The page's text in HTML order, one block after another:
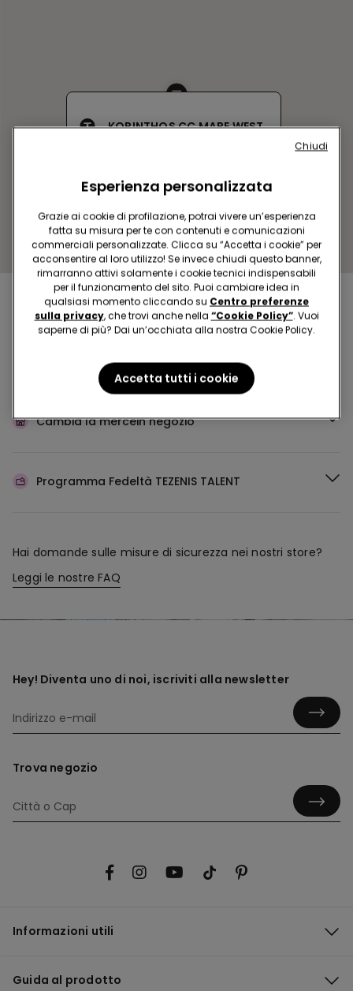
KORINTHOS CC MARE WEST
Aperto adesso
fino alle21:00
Acquista in negozio e ricevil’ordine ovunque tu sia
Rendi il tuo ordinedove vuoi
Cambia la mercein negozio
Programma Fedeltà TEZENIS TALENT
Hai domande sulle misure di sicurezza nei nostri store?
Leggi le nostre FAQ
Hey! Diventa uno di noi, iscriviti alla newsletter
Trova negozio
Informazioni utili
Guida al prodotto
Esperienza personalizzata
Grazie ai cookie di profilazione, potrai vivere un’esperienza
fatta su misura per te con contenuti e comunicazioni
commerciali personalizzate. Clicca su “Accetta i cookie” per
acconsentire al loro utilizzo! Se invece chiudi questo banner,
rimarranno attivi solamente i cookie tecnici indispensabili
per il funzionamento del sito. Puoi cambiare idea in
qualsiasi momento cliccando su Centro preferenze
sulla privacy, che trovi anche nella “Cookie Policy”. Vuoi
saperne di più? Dai un’occhiata alla nostra Cookie Policy.
Accetta tutti i cookie
Chiudi